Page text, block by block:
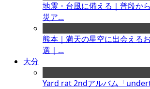
地震・台風に備える｜普段か
災ア...
熊本｜満天の星空に出会える
選｜...
大分
Yard rat 2ndアルバム「